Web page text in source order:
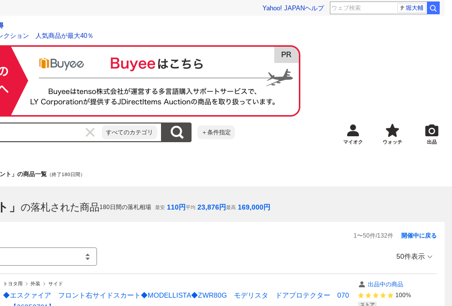
Yahoo! JAPANヘルプ 堀大輔
クション 人気商品が最大40％
すべてのカテゴリ ＋条件指定
マイオク ウォッチ 出品
ト」の商品一覧 （終了180日間）
」 の落札された商品180日間の落札相場 最安 110円平均 23,876円最高 169,000円
1〜50件/132件 開催中に戻る
50件表示
トヨタ用 外装 サイド
◆エスクァイア フロント右サイドスカート◆MODELLISTA◆ZWR80G モデリスタ ドアプロテクター 070
出品中の商品
100%
ストア